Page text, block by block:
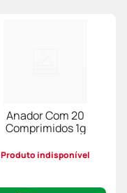
Anador Com 20
Comprimidos 1g
Produto indisponível